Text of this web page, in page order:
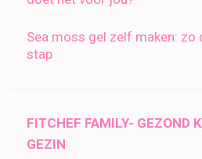
Sea moss gel zelf maken:
stap
FITCHEF FAMILY- GEZOND
GEZIN